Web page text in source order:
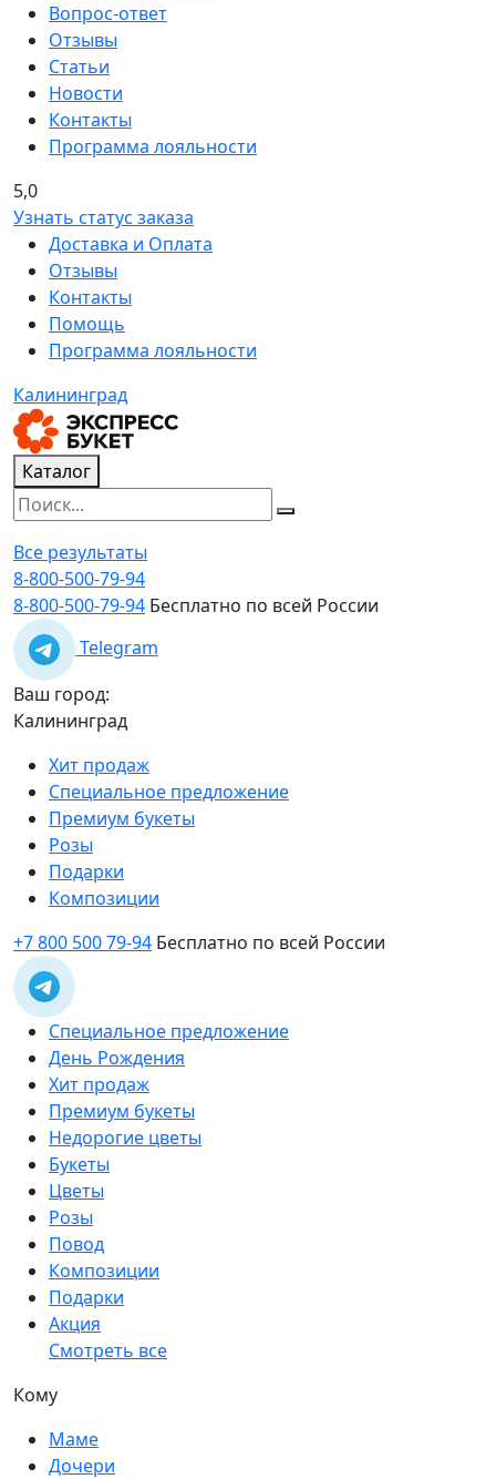
Вопрос-ответ
Отзывы
Статьи
Новости
Контакты
Программа лояльности
5,0
Узнать статус заказа
Доставка и Оплата
Отзывы
Контакты
Помощь
Программа лояльности
Калининград
Каталог
Все результаты
8-800-500-79-94
8-800-500-79-94 Бесплатно по всей России
Telegram
Ваш город:
Калининград
Хит продаж
Специальное предложение
Премиум букеты
Розы
Подарки
Композиции
+7 800 500 79-94 Бесплатно по всей России
Специальное предложение
День Рождения
Хит продаж
Премиум букеты
Недорогие цветы
Букеты
Цветы
Розы
Повод
Композиции
Подарки
Акция
Смотреть все
Кому
Маме
Дочери